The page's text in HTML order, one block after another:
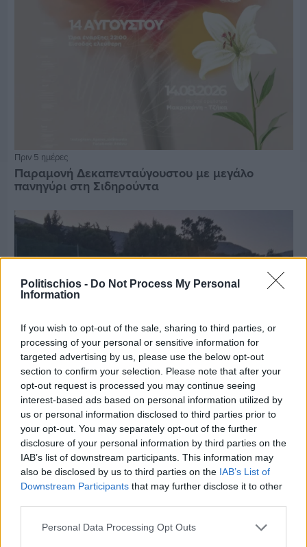
Politischios - Do Not Process My Personal
Information
If you wish to opt-out of the sale, sharing to third parties, or
processing of your personal or sensitive information for
targeted advertising by us, please use the below opt-out
section to confirm your selection. Please note that after your
opt-out request is processed you may continue seeing
interest-based ads based on personal information utilized by
us or personal information disclosed to third parties prior to
your opt-out. You may separately opt-out of the further
disclosure of your personal information by third parties on the
IAB’s list of downstream participants. This information may
also be disclosed by us to third parties on the IAB’s List of
Downstream Participants that may further disclose it to other
Personal Data Processing Opt Outs
Πριν 5 ημέρες
Παραμονή Δεκαπενταύγουστου με μεγάλο
πανηγύρι στη Σιδηρούντα
Πριν 5 ημέρες
70 χρόνια ιστορίας και συγκίνησης για το
Ανδρεάδειο Γυμνάσιο Βροντάδου